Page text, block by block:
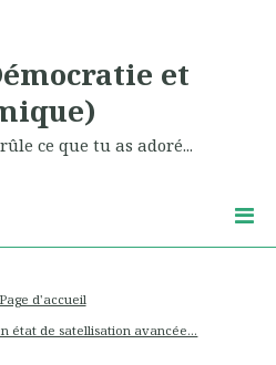
et
ce que tu as adoré...
Page d'accueil
état de satellisation avancée...